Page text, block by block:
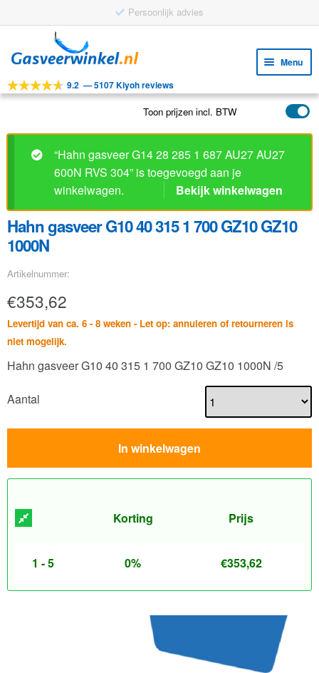
Persoonlijk advies
door
navigatie
naar
inhoud
Menu
Tools
Toepassingen
Klantenservice
9.2 —5107 Kiyoh reviews
Toon prijzen incl. BTW
“Hahn gasveer G14 28 285 1 687 AU27 AU27
600N RVS 304” is toegevoegd aan je
winkelwagen.
Bekijk winkelwagen
Hahn gasveer G10 40 315 1 700 GZ10 GZ10
1000N
Artikelnummer:
€353,62
Levertijd van ca. 6 - 8 weken - Let op: annuleren of retourneren is
niet mogelijk.
Hahn gasveer G10 40 315 1 700 GZ10 GZ10 1000N /5
Aantal
In winkelwagen
Korting Prijs
1 - 5 0% €353,62